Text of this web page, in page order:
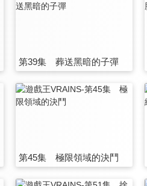
第39集 葬送黑暗的子彈
第45集 極限領域的決鬥